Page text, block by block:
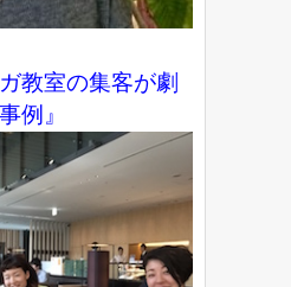
教室の集客が劇
例』